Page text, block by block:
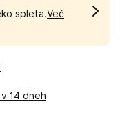
spleta.Več
14 dneh